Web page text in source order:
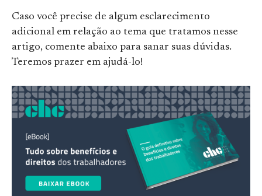
Caso você precise de algum esclarecimento
adicional em relação ao tema que tratamos nesse
artigo, comente abaixo para sanar suas dúvidas.
Teremos prazer em ajudá-lo!